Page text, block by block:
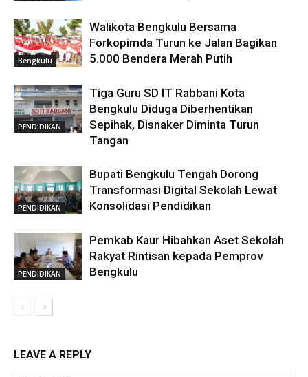
Bengkulu
Walikota Bengkulu Bersama
Forkopimda Turun ke Jalan Bagikan
5.000 Bendera Merah Putih
PENDIDIKAN
Tiga Guru SD IT Rabbani Kota
Bengkulu Diduga Diberhentikan
Sepihak, Disnaker Diminta Turun
Tangan
PENDIDIKAN
Bupati Bengkulu Tengah Dorong
Transformasi Digital Sekolah Lewat
Konsolidasi Pendidikan
PENDIDIKAN
Pemkab Kaur Hibahkan Aset Sekolah
Rakyat Rintisan kepada Pemprov
Bengkulu
LEAVE A REPLY